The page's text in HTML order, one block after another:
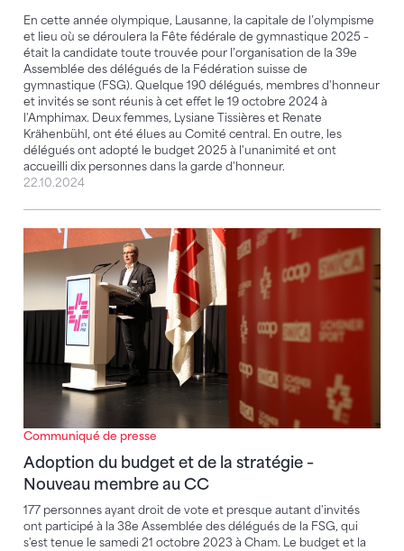
En cette année olympique, Lausanne, la capitale de l’olympisme
et lieu où se déroulera la Fête fédérale de gymnastique 2025 –
était la candidate toute trouvée pour l’organisation de la 39e
Assemblée des délégués de la Fédération suisse de
gymnastique (FSG). Quelque 190 délégués, membres d'honneur
et invités se sont réunis à cet effet le 19 octobre 2024 à
l'Amphimax. Deux femmes, Lysiane Tissières et Renate
Krähenbühl, ont été élues au Comité central. En outre, les
délégués ont adopté le budget 2025 à l'unanimité et ont
accueilli dix personnes dans la garde d'honneur.
22.10.2024
Communiqué de presse
Adoption du budget et de la stratégie –
Nouveau membre au CC
177 personnes ayant droit de vote et presque autant d'invités
ont participé à la 38e Assemblée des délégués de la FSG, qui
s'est tenue le samedi 21 octobre 2023 à Cham. Le budget et la
Adoption du budget et de la stratégie – Nouveau